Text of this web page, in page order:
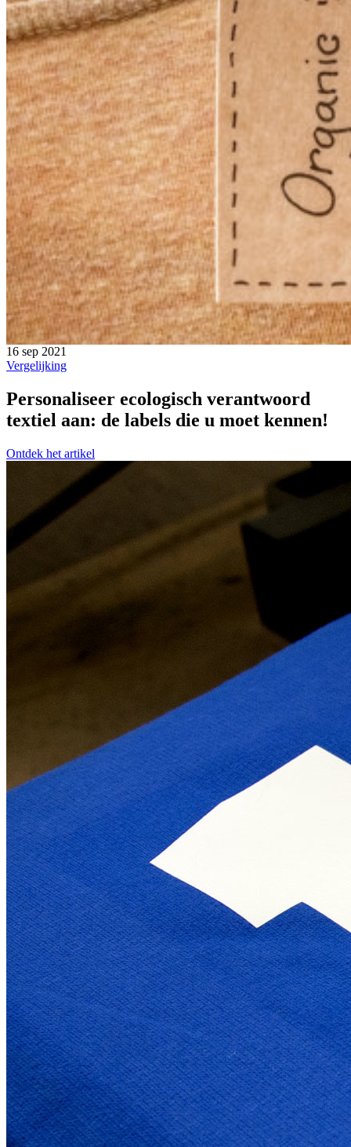
16 sep 2021
Vergelijking
Personaliseer ecologisch verantwoord
textiel aan: de labels die u moet kennen!
Ontdek het artikel